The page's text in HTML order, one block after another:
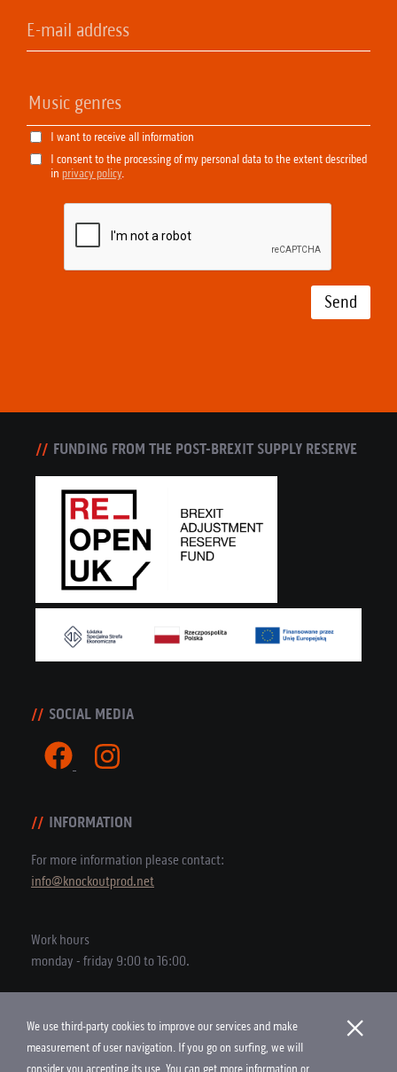
I want to receive all information
I consent to the processing of my personal data to the extent described
in privacy policy.
Send
FUNDING FROM THE POST-BREXIT SUPPLY RESERVE
SOCIAL MEDIA
INFORMATION
For more information please contact:
info@knockoutprod.net
Work hours
monday - friday 9:00 to 16:00.
Copyright © 2026 Knock Out Productions
We use third-party cookies to improve our services and make
measurement of user navigation. If you go on surfing, we will
consider you accepting its use. You can get more information or
×